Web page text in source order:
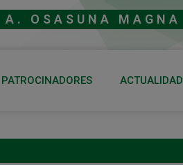
OSASUNA MAGNA
PATROCINADORES ACTUALIDAD